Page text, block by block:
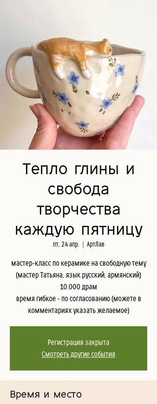
Тепло глины и
свобода
творчества
каждую пятницу
пт, 24 апр. АртЛав
мастер-класс по керамике на свободную тему
(мастер Татьяна, язык русский, армянский)
10.000 драм
время гибкое - по согласованию (можете в
комментариях указать желаемое)
Регистрация закрыта
Смотреть другие события
Время и место